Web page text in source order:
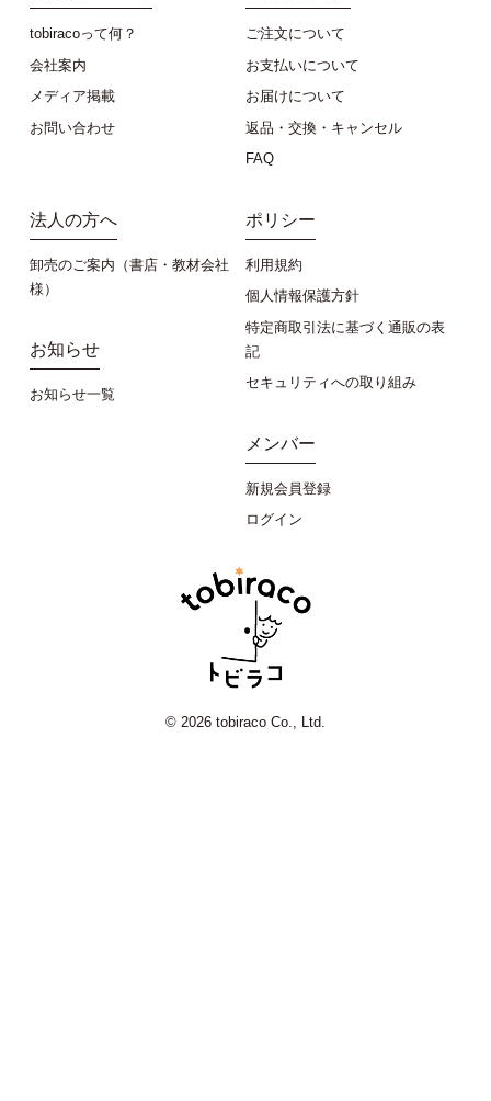
tobiracoって何？
会社案内
メディア掲載
お問い合わせ
ご注文について
お支払いについて
お届けについて
返品・交換・キャンセル
FAQ
法人の方へ
卸売のご案内（書店・教材会社
様）
お知らせ
お知らせ一覧
ポリシー
利用規約
個人情報保護方針
特定商取引法に基づく通販の表
記
セキュリティへの取り組み
メンバー
新規会員登録
ログイン
© 2026 tobiraco Co., Ltd.